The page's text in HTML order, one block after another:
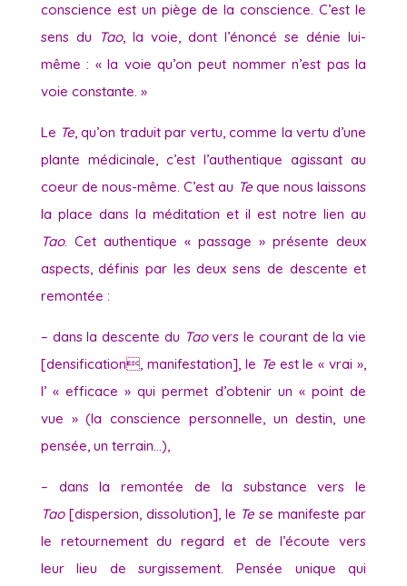
conscience est un piège de la conscience. C’est le
sens du
Tao, la voie, dont l’énoncé se dénie lui-
même : « la voie qu’on peut nommer n’est pas la
voie constante. »
Le Te, qu’on traduit par vertu, comme la vertu d’une
plante médicinale, c’est l’authentique agissant au
coeur de nous-même. C’est au Teque nous laissons
la place dans la méditation et il est notre lien au
Tao. Cet authentique « passage » présente deux
aspects, définis par les deux sens de descente et
remontée :
– dans la descente du Taovers le courant de la vie
[densification, manifestation], le Teest le « vrai »,
l’ « efficace » qui permet d’obtenir un « point de
vue » (la conscience personnelle, un destin, une
pensée, un terrain…),
– dans la remontée de la substance vers le
Tao[dispersion, dissolution], le Te se manifeste par
le retournement du regard et de l’écoute vers
leur lieu de surgissement. Pensée unique qui